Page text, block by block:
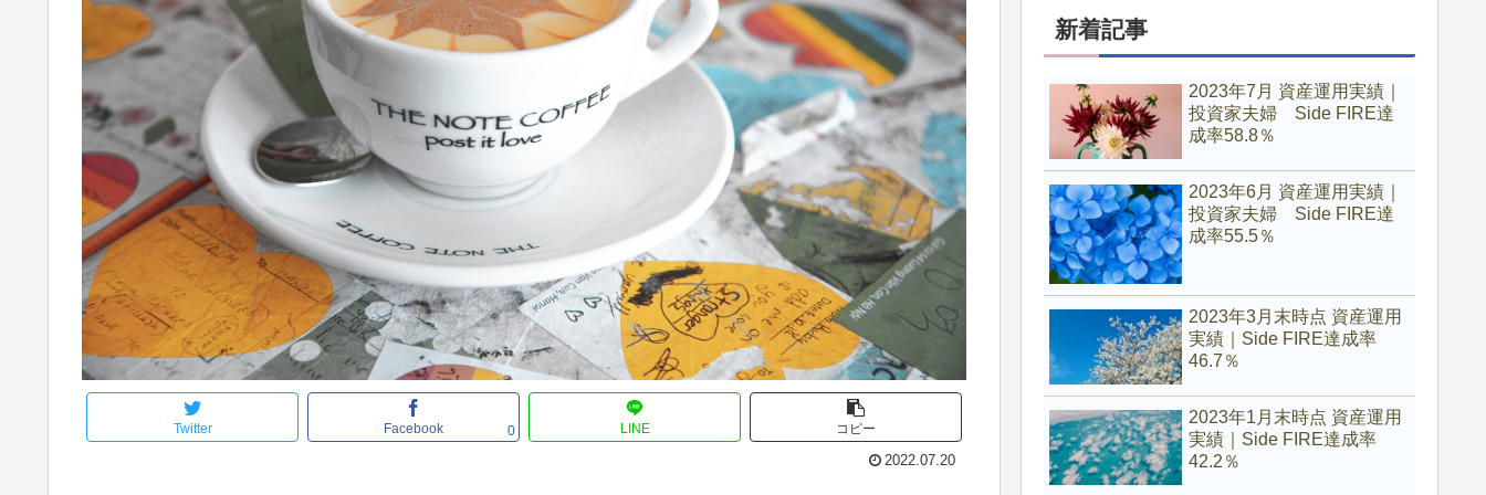
Twitter Facebook 0 LINE コピー
2022.07.20
新着記事
2023年7月 資産運用実績｜
投資家夫婦 Side FIRE達
成率58.8％
2023年6月 資産運用実績｜
投資家夫婦 Side FIRE達
成率55.5％
2023年3月末時点 資産運用
実績｜Side FIRE達成率
46.7％
2023年1月末時点 資産運用
実績｜Side FIRE達成率
42.2％